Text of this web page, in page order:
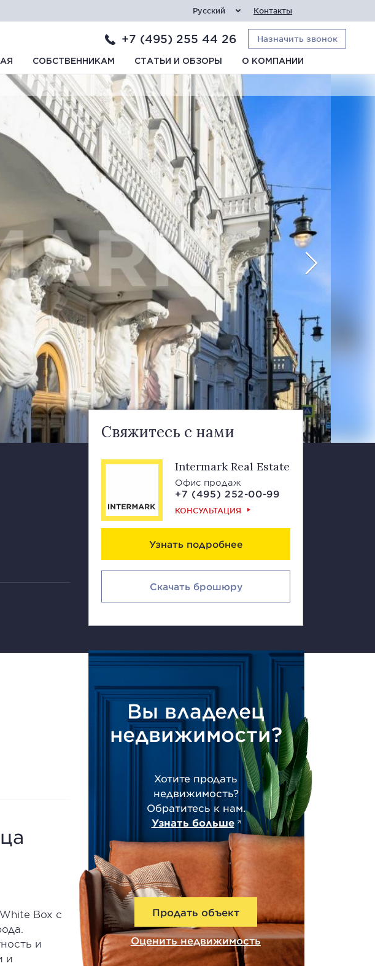
Русский Контакты
+7 (495) 255 44 26 Назначить звонок
СОБСТВЕННИКАМ СТАТЬИ И ОБЗОРЫ О КОМПАНИИ
Свяжитесь с нами
Intermark Real Estate
Офис продаж
+7 (495) 252-00-99
КОНСУЛЬТАЦИЯ
Узнать подробнее
Скачать брошюру
Вы владелец
недвижимости?
Хотите продать
недвижимость?
Обратитесь к нам.
Узнать больше
Продать объект
Оценить недвижимость
Box с
и
и